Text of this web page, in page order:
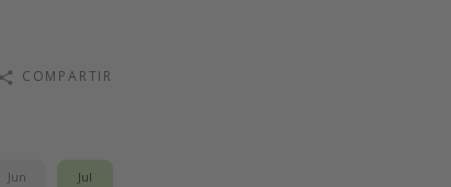
COMPARTIR
Jun Jul